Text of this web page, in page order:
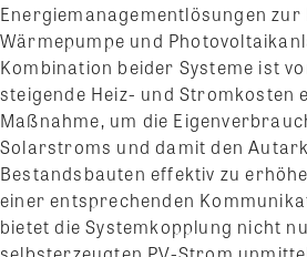
Energiemanagementlösungen zur
Wärmepumpe und
Kombination beider Systeme ist
steigende Heiz- und Stromkosten
Maßnahme, um die
Solarstroms und damit den
Bestandsbauten effektiv zu
einer entsprechenden
bietet die Systemkopplung nicht